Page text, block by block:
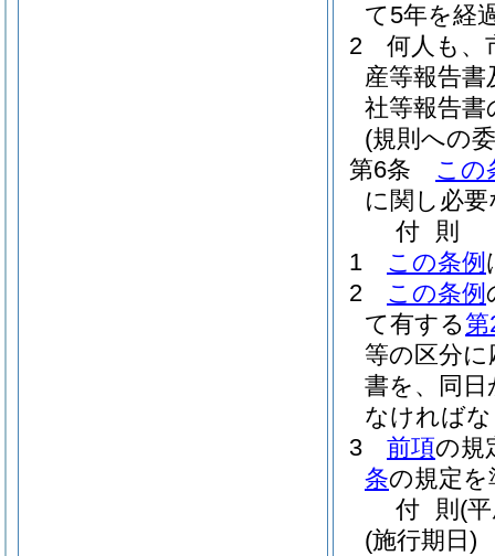
て5年を経
2
何人も、
産等報告
社等報告
(規則への
第6条
この
に関し必
付 則
1
この条例
2
この条例
て有する第
等の区分に
書を、同
なければ
3
前項の規
条の規定
付 則 (
(施行期日)